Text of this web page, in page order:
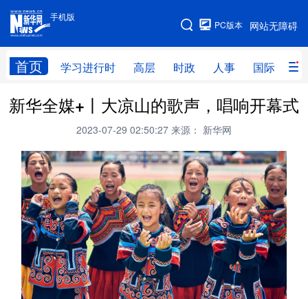
手机版
网站无障碍
PC版本
首页 学习进行时 高层 时政 人事 国际 财
手机版
网站地图
学习进行时 高层 时政 人事
财经 网评
台湾 思客智库 全球连线 教育
科技 科创 量子 体育
文化 书画 健康 军事
访谈 视频 图片 政务
法律 中央文件 汽车
新华全媒+丨大凉山的歌声，唱响开幕式
2023-07-29 02:50:27 来源： 新华网